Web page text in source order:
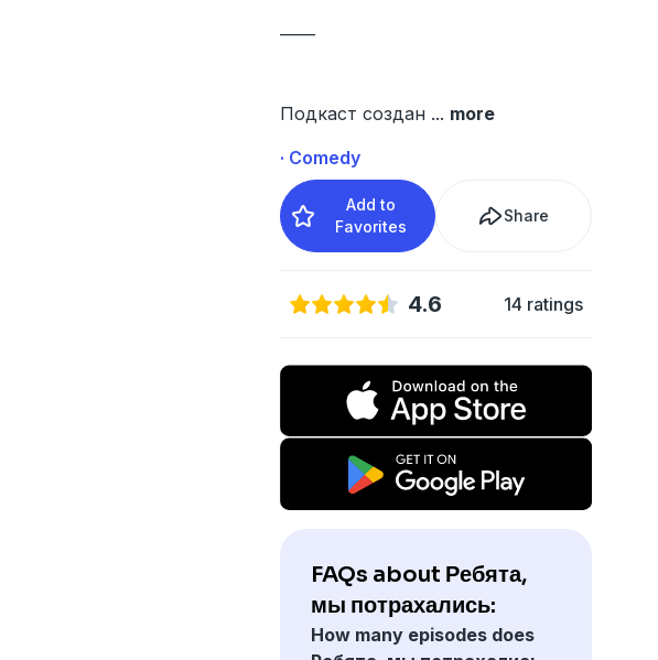
——
Подкаст создан ... more
· Comedy
Add to
Favorites
Share
4.6 14 ratings
FAQs about Ребята,
мы потрахались:
How many episodes does